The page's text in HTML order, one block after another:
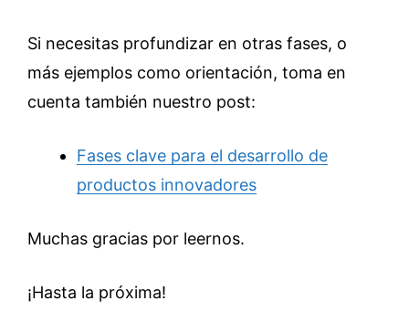
Si necesitas profundizar en otras fases, o
más ejemplos como orientación, toma en
cuenta también nuestro post:
Fases clave para el desarrollo de
productos innovadores
Muchas gracias por leernos.
¡Hasta la próxima!